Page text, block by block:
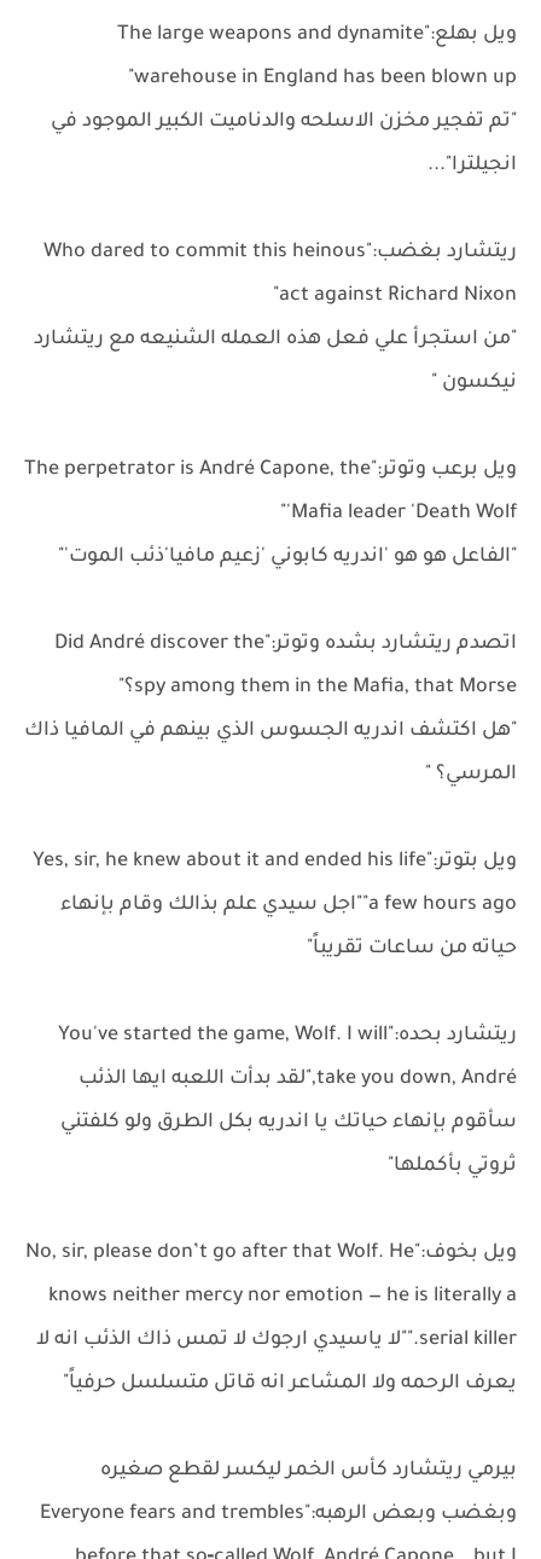
ويل بهلع:"The large weapons and dynamite
warehouse in England has been blown up"
"تم تفجير مخزن الاسلحه والدناميت الكبير الموجود في
انجيلترا"...
ريتشارد بغضب:"Who dared to commit this heinous
act against Richard Nixon"
"من استجرأ علي فعل هذه العمله الشنيعه مع ريتشارد
نيكسون "
ويل برعب وتوتر:"The perpetrator is André Capone, the
Mafia leader 'Death Wolf'"
"الفاعل هو هو 'اندريه كابوني 'زعيم مافيا'ذئب الموت'"
اتصدم ريتشارد بشده وتوتر:"Did André discover the
spy among them in the Mafia, that Morse؟"
"هل اكتشف اندريه الجسوس الذي بينهم في المافيا ذاك
المرسي؟ "
ويل بتوتر:"Yes, sir, he knew about it and ended his life
a few hours ago""اجل سيدي علم بذالك وقام بإنهاء
حياته من ساعات تقريباً"
ريتشارد بحده:"You've started the game, Wolf. I will
take you down, André,"لقد بدأت اللعبه ايها الذئب
سأقوم بإنهاء حياتك يا اندريه بكل الطرق ولو كلفتني
ثروتي بأكملها"
ويل بخوف:"No, sir, please don’t go after that Wolf. He
knows neither mercy nor emotion — he is literally a
serial killer.""لا ياسيدي ارجوك لا تمس ذاك الذئب انه لا
يعرف الرحمه ولا المشاعر انه قاتل متسلسل حرفياً"
بيرمي ريتشارد كأس الخمر ليكسر لقطع صغيره
وبغضب وبعض الرهبه:"Everyone fears and trembles